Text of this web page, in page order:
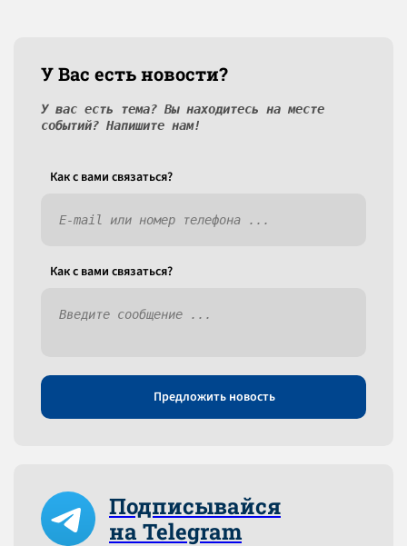
У Вас есть новости?
У вас есть тема? Вы находитесь на месте
событий? Напишите нам!
Как c вами связаться?
Как c вами связаться?
Предложить новость
Подписывайся
на Telegram